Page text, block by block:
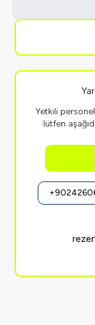
Yetkili
lütfen